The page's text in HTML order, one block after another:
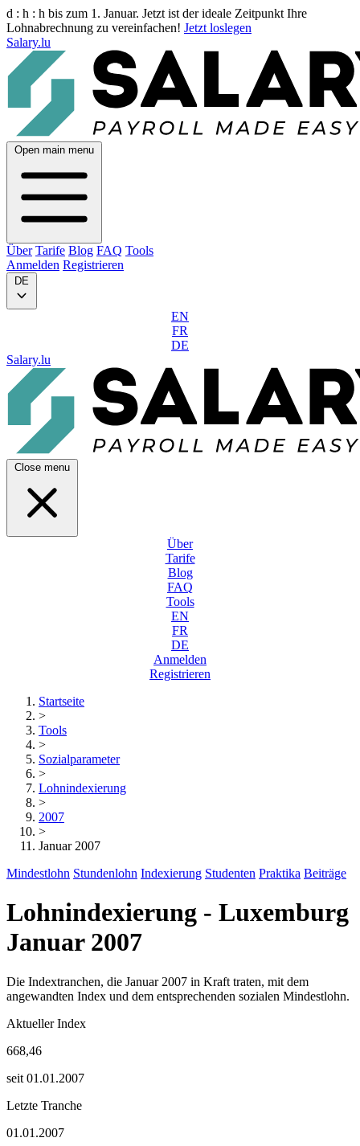
d : h : h bis zum 1. Januar. Jetzt ist der ideale Zeitpunkt Ihre
Lohnabrechnung zu vereinfachen! Jetzt loslegen
Salary.lu
Open main menu
Über Tarife Blog FAQ Tools
Anmelden Registrieren
DE
EN
FR
DE
Salary.lu
Close menu
Über
Tarife
Blog
FAQ
Tools
EN
FR
DE
Anmelden
Registrieren
Startseite
>
Tools
>
Sozialparameter
>
Lohnindexierung
>
2007
>
Januar 2007
Mindestlohn Stundenlohn Indexierung Studenten Praktika Beiträge
Lohnindexierung - Luxemburg
Januar 2007
Die Indextranchen, die Januar 2007 in Kraft traten, mit dem
angewandten Index und dem entsprechenden sozialen Mindestlohn.
Aktueller Index
668,46
seit 01.01.2007
Letzte Tranche
01.01.2007